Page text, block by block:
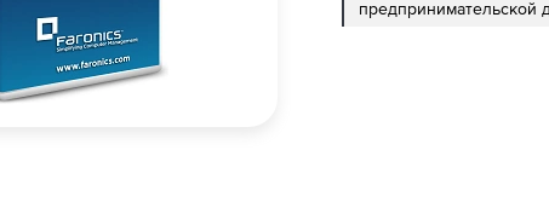
предпринимательской